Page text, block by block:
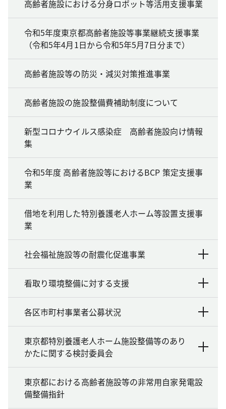
高齢者施設における分身ロボット等活用支援事業
令和5年度東京都高齢者施設等事業継続支援事業
（令和5年4月1日から令和5年5月7日分まで）
高齢者施設等の防災・減災対策推進事業
高齢者施設の施設整備費補助制度について
新型コロナウイルス感染症 高齢者施設向け情報
集
令和5年度 高齢者施設等におけるBCP 策定支援事
業
借地を利用した特別養護老人ホーム等設置支援事
業
社会福祉施設等の耐震化促進事業
看取り環境整備に対する支援
各区市町村事業者公募状況
東京都特別養護老人ホーム施設整備等のあり
かたに関する検討委員会
東京都における高齢者施設等の非常用自家発電設
備整備指針